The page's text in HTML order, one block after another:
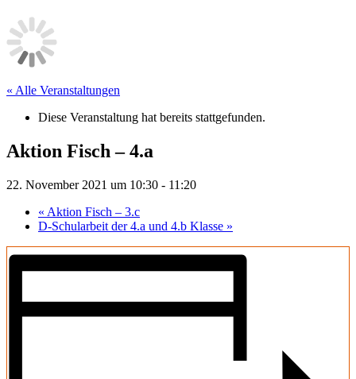
« Alle Veranstaltungen
Diese Veranstaltung hat bereits stattgefunden.
Aktion Fisch – 4.a
22. November 2021 um 10:30 - 11:20
« Aktion Fisch – 3.c
D-Schularbeit der 4.a und 4.b Klasse »